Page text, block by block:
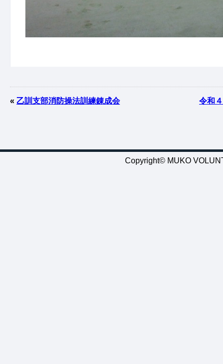
« 乙訓支部消防操法訓練錬成会 令和
Copyright© MUKO